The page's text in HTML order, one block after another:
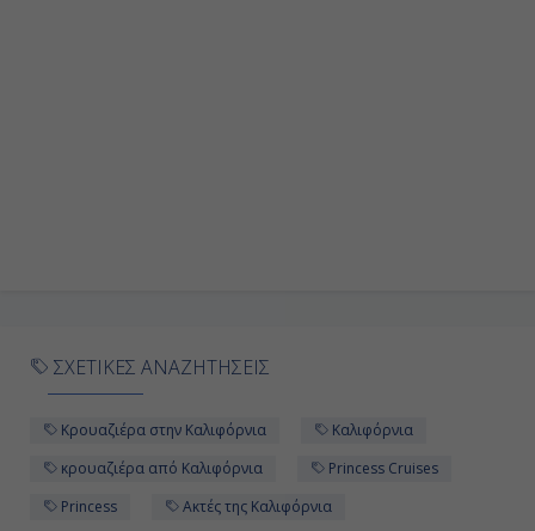
ΣΧΕΤΙΚΕΣ ΑΝΑΖΗΤΗΣΕΙΣ
Κρουαζιέρα στην Καλιφόρνια
Καλιφόρνια
κρουαζιέρα από Καλιφόρνια
Princess Cruises
Princess
Ακτές της Καλιφόρνια